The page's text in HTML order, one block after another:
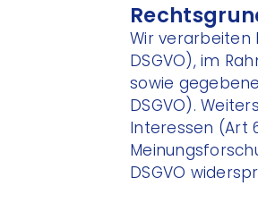
Wir verarbeiten
DSGVO), im
sowie
DSGVO).
Interessen (Art
DSGVO